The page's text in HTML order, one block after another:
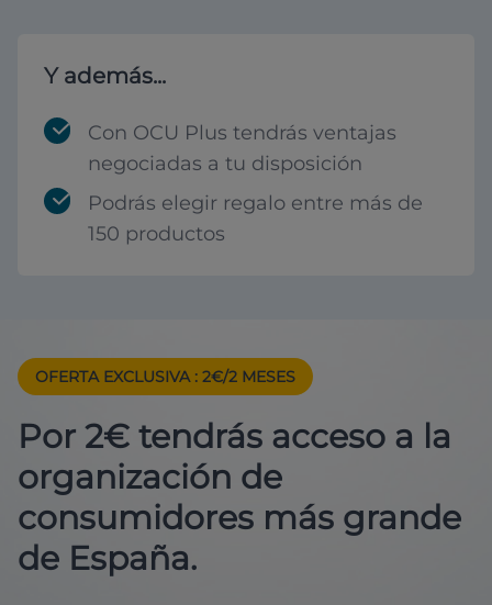
Y además...
Con OCU Plus tendrás ventajas
negociadas a tu disposición
Podrás elegir regalo entre más de
150 productos
OFERTA EXCLUSIVA : 2€/2 MESES
Por 2€ tendrás acceso a la
organización de
consumidores más grande
de España.